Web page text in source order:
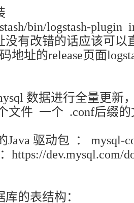
bin/logstash-plugin
没有改错的话应该可以
地址的release页面
数据进行全量更新
文件 一个 .conf后缀
Java 驱动包 ： mysql-
https://dev.mysql.com/
的表结构：